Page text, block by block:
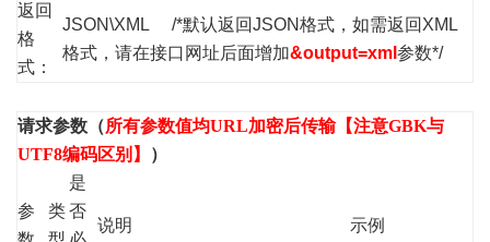
返回
格
式：
JSON\XML /*默认返回JSON格式，如需返回XML
格式，请在接口网址后面增加&output=xml 参数*/
请求参数（所有参数值均URL加密后传输【注意GBK与
UTF8编码区别】
）
参
类
是
否
说明 示例